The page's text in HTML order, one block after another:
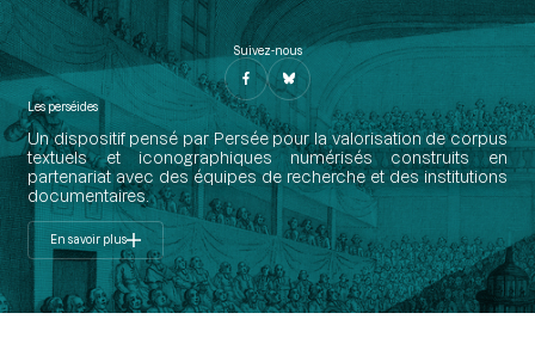
Suivez-nous
Les perséides
Un dispositif pensé par Persée pour la valorisation de corpus
textuels et iconographiques numérisés construits en
partenariat avec des équipes de recherche et des institutions
documentaires.
En savoir plus